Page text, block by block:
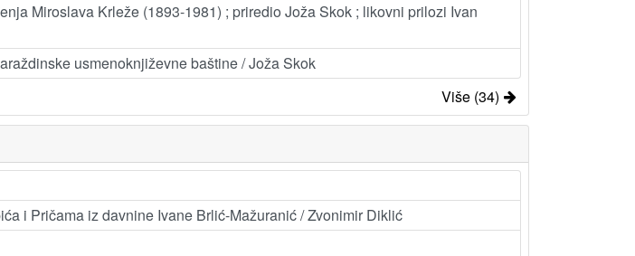
Miroslava Krleže (1893-1981) ; priredio Joža Skok ; likovni prilozi Ivan
usmenoknjiževne baštine / Joža Skok
Više (34)
i Pričama iz davnine Ivane Brlić-Mažuranić / Zvonimir Diklić